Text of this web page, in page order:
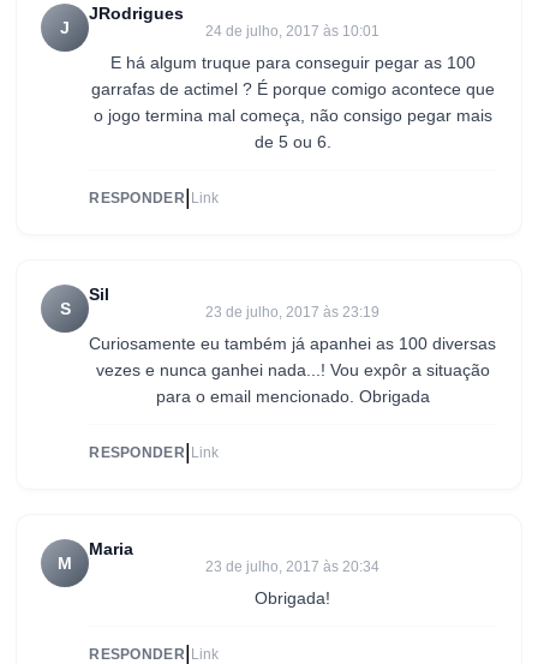
J
JRodrigues
24 de julho, 2017 às 10:01
E há algum truque para conseguir pegar as 100
garrafas de actimel ? É porque comigo acontece que
o jogo termina mal começa, não consigo pegar mais
de 5 ou 6.
RESPONDER Link
S
Sil
23 de julho, 2017 às 23:19
Curiosamente eu também já apanhei as 100 diversas
vezes e nunca ganhei nada...! Vou expôr a situação
para o email mencionado. Obrigada
RESPONDER Link
M
Maria
23 de julho, 2017 às 20:34
Obrigada!
RESPONDER Link